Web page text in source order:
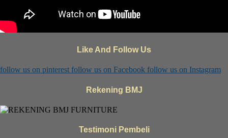
Like And Follow Us
follow us on pinterest follow us on Facebook follow us on Instagram
Rekening BMJ
Testimoni Pembeli